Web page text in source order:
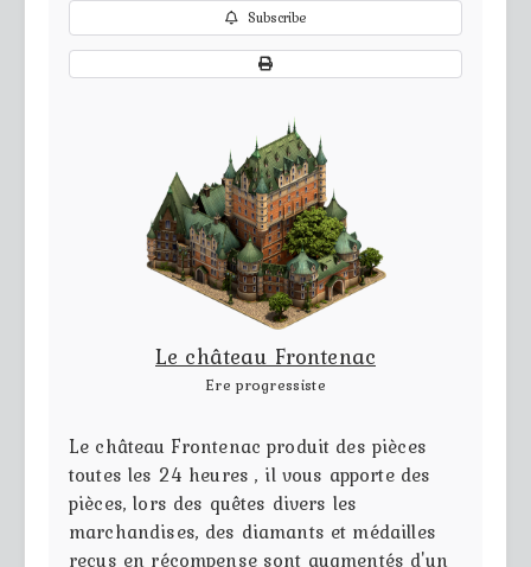
Subscribe
Le château Frontenac
Ere progressiste
Le château Frontenac produit des pièces
toutes les 24 heures , il vous apporte des
pièces, lors des quêtes divers les
marchandises, des diamants et médailles
reçus en récompense sont augmentés d'un